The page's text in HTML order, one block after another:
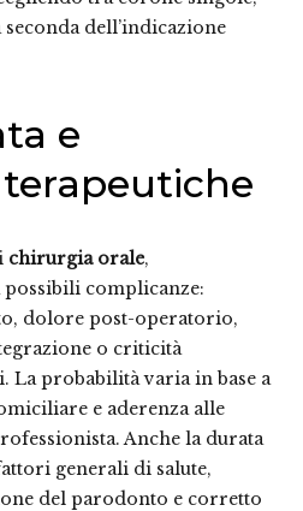
dell’indicazione
e
chirurgia orale,
complicanze:
dolore post-operatorio,
o criticità
La probabilità varia in base a
e aderenza alle
Anche la durata
generali di salute,
del parodonto e corretto